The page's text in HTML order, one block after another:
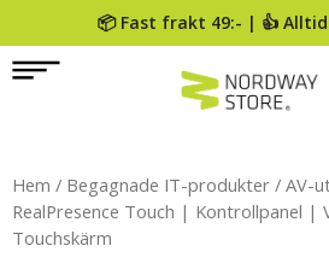
📦 Fast frakt 49:- | 👍
Hem / Begagnade IT-produkter / AV-
RealPresence Touch | Kontrollpanel |
Touchskärm